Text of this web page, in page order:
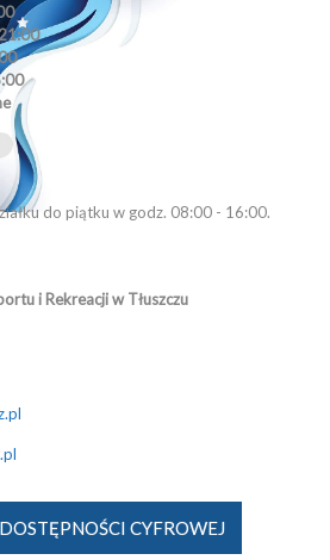
do piątku w godz. 08:00 - 16:00.
i Rekreacji w Tłuszczu
CYFROWEJ